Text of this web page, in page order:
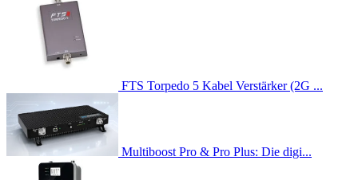
FTS Torpedo 5 Kabel Verstärker (2G ...
Multiboost Pro & Pro Plus: Die digi...